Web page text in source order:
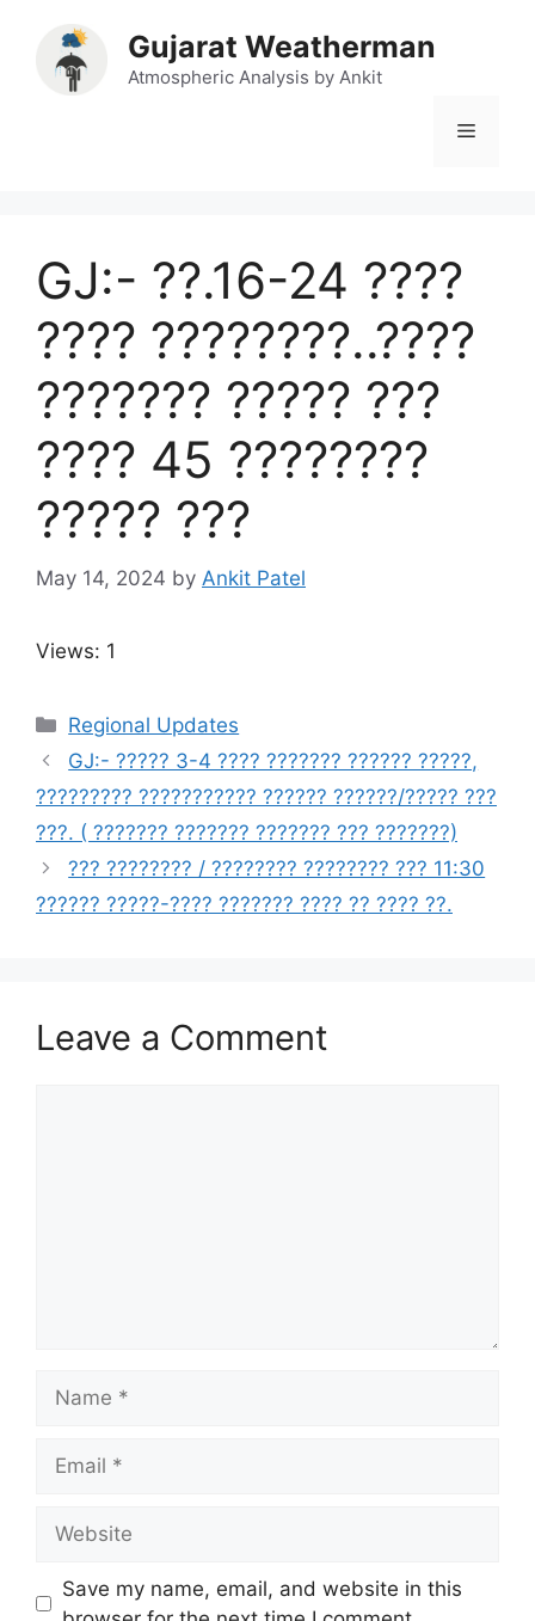
content
Gujarat Weatherman
Atmospheric Analysis by Ankit
Menu
GJ:- ??.16-24 ????
???? ????????..????
??????? ????? ???
???? 45 ????????
????? ???
May 14, 2024 by Ankit Patel
Views: 1
Categories
Regional Updates
GJ:- ????? 3-4 ???? ??????? ?????? ?????,
????????? ??????????? ?????? ??????/????? ???
???. ( ??????? ??????? ??????? ??? ???????)
??? ???????? / ???????? ???????? ??? 11:30
?????? ?????-???? ??????? ???? ?? ???? ??.
Leave a Comment
Save my name, email, and website in this